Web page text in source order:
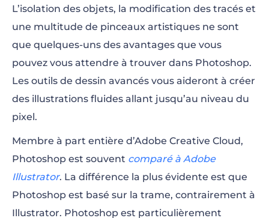
L’isolation des objets, la modification des tracés et
une multitude de pinceaux artistiques ne sont
que quelques-uns des avantages que vous
pouvez vous attendre à trouver dans Photoshop.
Les outils de dessin avancés vous aideront à créer
des illustrations fluides allant jusqu’au niveau du
pixel.
Membre à part entière d’Adobe Creative Cloud,
Photoshop est souvent comparé à Adobe
Illustrator. La différence la plus évidente est que
Photoshop est basé sur la trame, contrairement à
Illustrator. Photoshop est particulièrement